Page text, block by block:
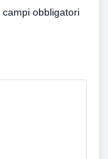
campi obbligatori